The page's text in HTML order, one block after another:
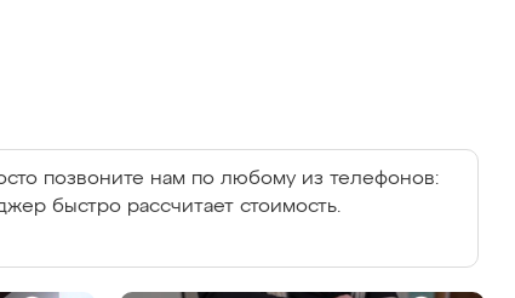
позвоните нам по любому из телефонов:
быстро рассчитает стоимость.